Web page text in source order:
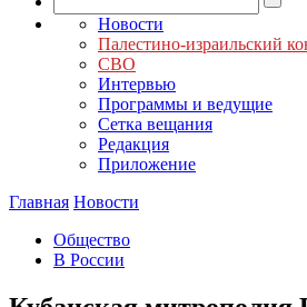
Новости
Палестино-израильский
СВО
Интервью
Программы и ведущие
Сетка вещания
Редакция
Приложение
Главная Новости
Общество
В России